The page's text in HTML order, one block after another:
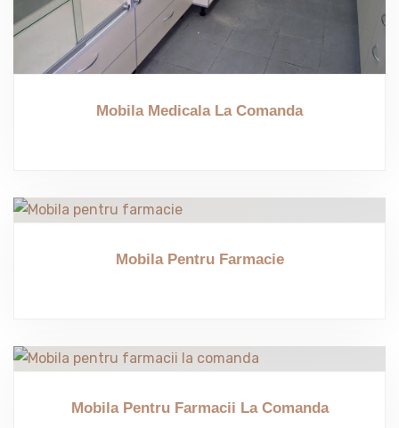
Mobila Medicala La Comanda
Mobila Pentru Farmacie
Mobila Pentru Farmacii La Comanda